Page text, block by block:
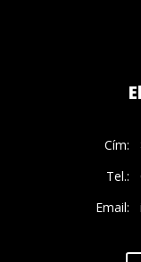
Cím:
Tel.:
Email: